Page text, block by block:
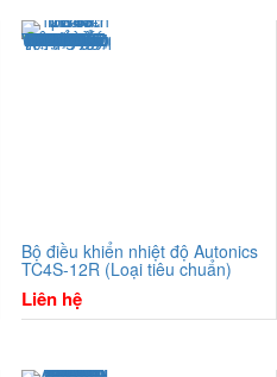
Bộ điều khiển nhiệt độ Autonics
TC4S-12R (Loại tiêu chuẩn)
Liên hệ